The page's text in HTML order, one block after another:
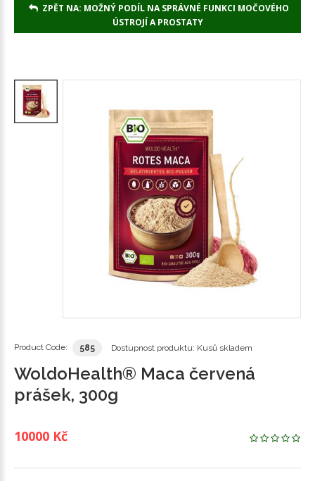
ZPĚT NA: MOŽNÝ PODÍL NA SPRÁVNÉ FUNKCI MOČOVÉHO
ÚSTROJÍ A PROSTATY
Product Code: 585 Dostupnost produktu: Kusů skladem
WoldoHealth® Maca červená
prášek, 300g
10000 Kč